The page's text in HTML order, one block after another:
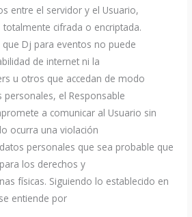
entre el servidor y el Usuario,
cifrada o encriptada.
Dj para eventos no puede
de internet ni la
u otros que accedan de modo
el Responsable
a comunicar al Usuario sin
ocurra una violación
personales que sea probable que
los derechos y
físicas. Siguiendo lo establecido en
entiende por